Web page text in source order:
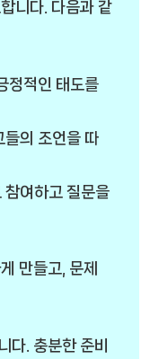
니다. 다음과 같
정적인 태도를
들의 조언을 따
참여하고 질문을
만들고, 문제
다. 충분한 준비